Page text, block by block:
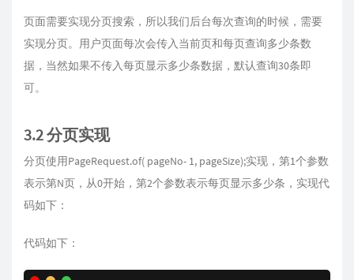
页面需要实现分页搜索，所以我们后台每次查询的时候，需要
实现分页。用户页面每次会传入当前页和每页查询多少条数
据，当然如果不传入每页显示多少条数据，默认查询30条即
可。
3.2 分页实现
分页使用PageRequest.of( pageNo- 1, pageSize);实现，第1个参数
表示第N页，从0开始，第2个参数表示每页显示多少条，实现代
码如下：
代码如下：